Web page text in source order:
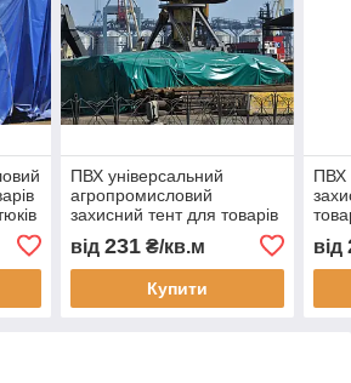
ПВХ універсальний
агропромисловий
захисний тент для товарів
техніки сіна соломи і тюків
водонепроникне накриття
від 231₴/кв.м
Купити
ПВХ
для
від